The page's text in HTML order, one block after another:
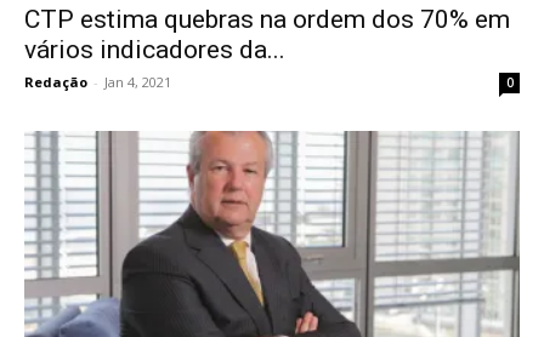
CTP estima quebras na ordem dos 70% em
vários indicadores da...
Redação - Jan 4, 2021 0